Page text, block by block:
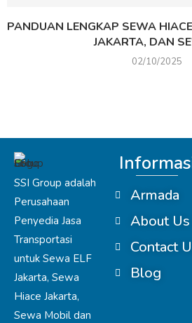
PANDUAN LENGKAP SEWA
JAKARTA, DAN
02/10/2025
SSI Group adalah
Perusahaan
Penyedia Jasa
Transportasi
untuk Sewa ELF
Jakarta, Sewa
Hiace Jakarta,
Sewa Mobil dan
Armada
About Us
Contact
Blog